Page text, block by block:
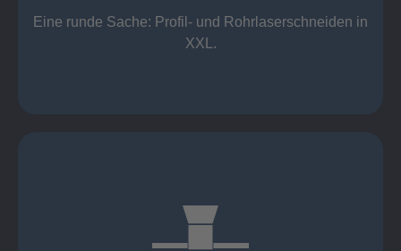
Eine runde Sache: Profil- und Rohrlaserschneiden in
XXL.
3D XXL-Rohrlaser